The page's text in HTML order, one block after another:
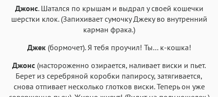
Джонс. Шатался по крышам и выдрал у своей кошечки
шерстки клок. (Запихивает сумочку Джеку во внутренний
карман фрака.)
Джек(бормочет). Я тебя проучил! Ты… к-кошка!
Джонс (настороженно озирается, наливает виски и пьет.
Берет из серебряной коробки папиросу, затягивается,
снова отпивает несколько глотков виски. Теперь он уже